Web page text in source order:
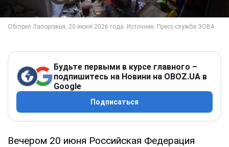
Будьте первыми в курсе главного –
подпишитесь на Новини на OBOZ.UA в
Google
Подписаться
Вечером 20 июня Российская Федерация